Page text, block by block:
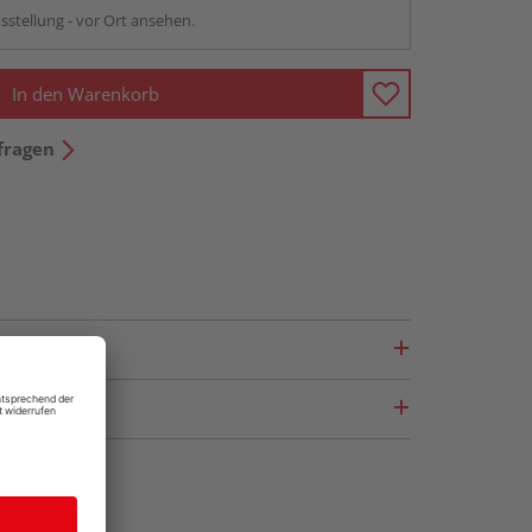
- vor Ort ansehen.
In den Warenkorb